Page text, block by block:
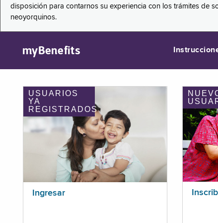
disposición para contarnos su experiencia con los trámites de
neoyorquinos.
myBenefits
USUARIOS
YA
REGISTRADOS
Ingresar